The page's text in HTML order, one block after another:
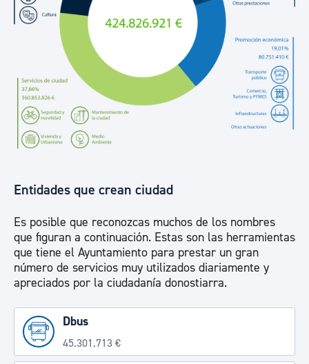
Entidades que crean ciudad
Es posible que reconozcas muchos de los nombres
que figuran a continuación. Estas son las herramientas
que tiene el Ayuntamiento para prestar un gran
número de servicios muy utilizados diariamente y
apreciados por la ciudadanía donostiarra.
Dbus
45.301.713 €